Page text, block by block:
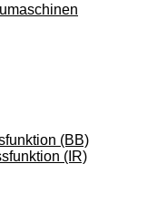
(BB)
(IR)